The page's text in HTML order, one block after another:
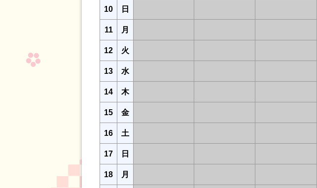
10 日
11 月
12 火
13 水
14 木
15 金
16 土
17 日
18 月